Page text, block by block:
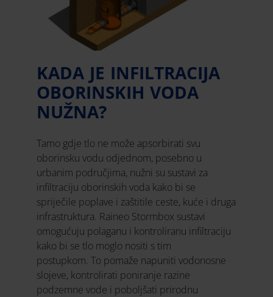
KADA JE INFILTRACIJA
OBORINSKIH VODA
NUŽNA?
Tamo gdje tlo ne može apsorbirati svu
oborinsku vodu odjednom, posebno u
urbanim područjima, nužni su sustavi za
infiltraciju oborinskih voda kako bi se
spriječile poplave i zaštitile ceste, kuće i druga
infrastruktura. Raineo Stormbox sustavi
omogućuju polaganu i kontroliranu infiltraciju
kako bi se tlo moglo nositi s tim
postupkom. To pomaže napuniti vodonosne
slojeve, kontrolirati poniranje razine
podzemne vode i poboljšati prirodnu